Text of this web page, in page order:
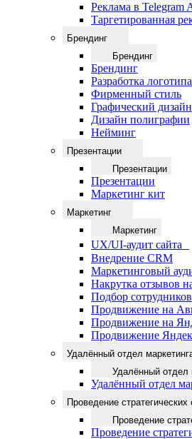
Реклама в Telegram
Таргетированная
Брендинг
Брендинг
Брендинг
Разработка логотипа
Фирменный стиль
Графический дизайн
Дизайн полиграфии
Нейминг
Презентации
Презентации
Презентации
Маркетинг кит
Маркетинг
Маркетинг
UX/UI-аудит сайта
Внедрение CRM
Маркетинговый
Накрутка отзывов
Подбор сотрудников
Продвижение на
Продвижение на
Продвижение
Удалённый отдел
Удалённый отдел
Удалённый отдел
Проведение стратегических
Проведение
Проведение